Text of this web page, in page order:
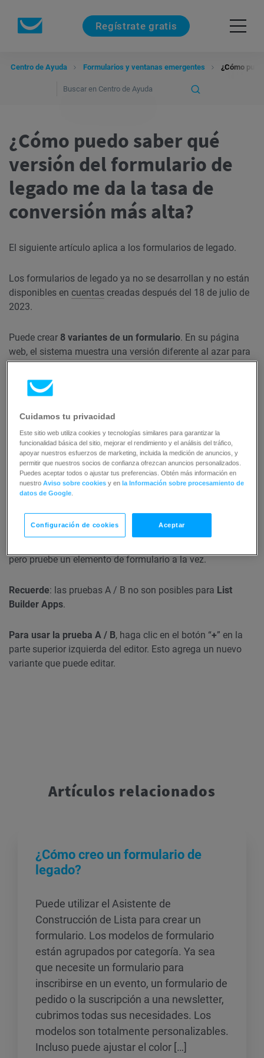
Regístrate gratis
Centro de Ayuda Formularios y ventanas emergentes ¿Cómo
¿Cómo puedo saber qué
versión del formulario de
legado me da la tasa de
conversión más alta?
El siguiente artículo aplica a los formularios de legado.
Los formularios de legado ya no se desarrollan y no están
disponibles en cuentas creadas después del 18 de julio de
2023.
Puede crear 8 variantes de un formulario. En su página
web, el sistema muestra una versión diferente al azar para
cada visitante y acumula datos de conversión. Estos datos
le permiten elegir al ganador y seguirlo.
Aquí están los elementos de formulario que afectan su
tasa de conversión:
El botón de suscripción
Longitud del formulario
Esquema de colores
pero pruebe un elemento de formulario a la vez.
Recuerde: las pruebas A / B no son posibles para List
Builder Apps.
Para usar la prueba A / B, haga clic en el botón “+” en la
parte superior izquierda del editor. Esto agrega un nuevo
variante que puede editar.
Artículos relacionados
¿Cómo creo un formulario de
legado?
Puede utilizar el Asistente de
Construcción de Lista para crear un
formulario. Los modelos de formulario
están agrupados por categoría. Ya sea
que necesite un formulario para
inscribirse en un evento, un formulario de
pedido o la suscripción a una newsletter,
cubrimos todas sus necesidades. Los
modelos son totalmente personalizables.
Incluso puede ajustar el color […]
Cuidamos tu privacidad
Este sitio web utiliza cookies y tecnologías similares para garantizar la
funcionalidad básica del sitio, mejorar el rendimiento y el análisis del tráfico,
apoyar nuestros esfuerzos de marketing, incluida la medición de anuncios, y
permitir que nuestros socios de confianza ofrezcan anuncios personalizados.
Puedes aceptar todos o ajustar tus preferencias. Obtén más información en
nuestroAviso sobre cookies y en la Información sobre procesamiento de
datos de Google
Configuración de cookies Aceptar